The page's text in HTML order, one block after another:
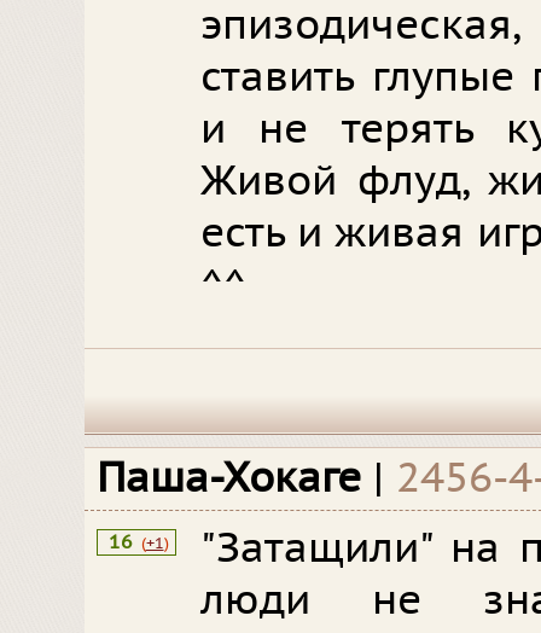
ставить
и не терять
Живой флуд,
есть и живая
^^
Паша-Хокаге | 2456-
16 (+1)
"Затащили" на
люди не